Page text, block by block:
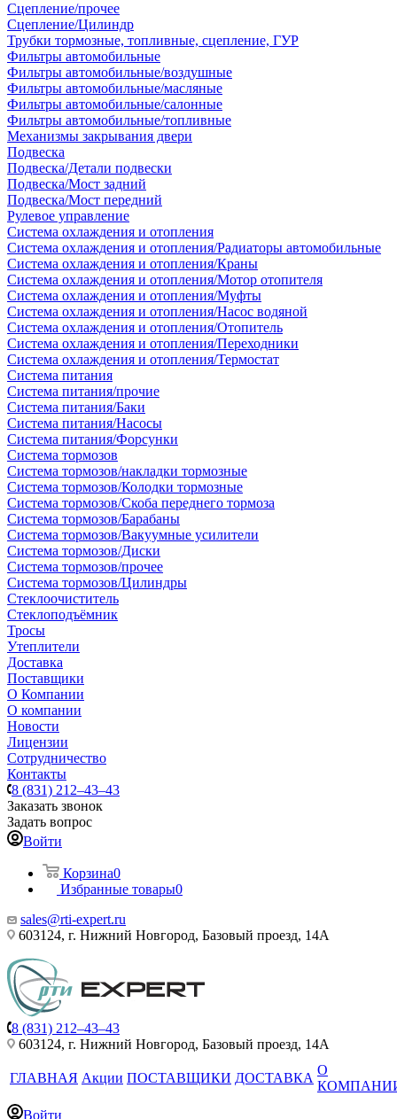
Сцепление/прочее
Сцепление/Цилиндр
Трубки тормозные, топливные, сцепление, ГУР
Фильтры автомобильные
Фильтры автомобильные/воздушные
Фильтры автомобильные/масляные
Фильтры автомобильные/салонные
Фильтры автомобильные/топливные
Механизмы закрывания двери
Подвеска
Подвеска/Детали подвески
Подвеска/Мост задний
Подвеска/Мост передний
Рулевое управление
Система охлаждения и отопления
Система охлаждения и отопления/Радиаторы автомобильные
Система охлаждения и отопления/Краны
Система охлаждения и отопления/Мотор отопителя
Система охлаждения и отопления/Муфты
Система охлаждения и отопления/Насос водяной
Система охлаждения и отопления/Отопитель
Система охлаждения и отопления/Переходники
Система охлаждения и отопления/Термостат
Система питания
Система питания/прочие
Система питания/Баки
Система питания/Насосы
Система питания/Форсунки
Система тормозов
Система тормозов/накладки тормозные
Система тормозов/Колодки тормозные
Система тормозов/Скоба переднего тормоза
Система тормозов/Барабаны
Система тормозов/Вакуумные усилители
Система тормозов/Диски
Система тормозов/прочее
Система тормозов/Цилиндры
Стеклоочиститель
Стеклоподъёмник
Тросы
Утеплители
Доставка
Поставщики
О Компании
О компании
Новости
Лицензии
Сотрудничество
Контакты
8 (831) 212–43–43
Заказать звонок
Задать вопрос
Войти
Корзина0
Избранные товары0
sales@rti-expert.ru
603124, г. Нижний Новгород, Базовый проезд, 14А
8 (831) 212–43–43
603124, г. Нижний Новгород, Базовый проезд, 14А
ГЛАВНАЯ Акции ПОСТАВЩИКИ ДОСТАВКА
О
Войти